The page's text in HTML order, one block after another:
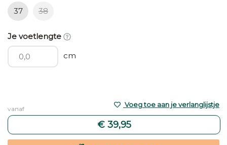
37 38
Je voetlengte
cm
vanaf
€ 39,95
Voeg toe aan je verlanglijstje